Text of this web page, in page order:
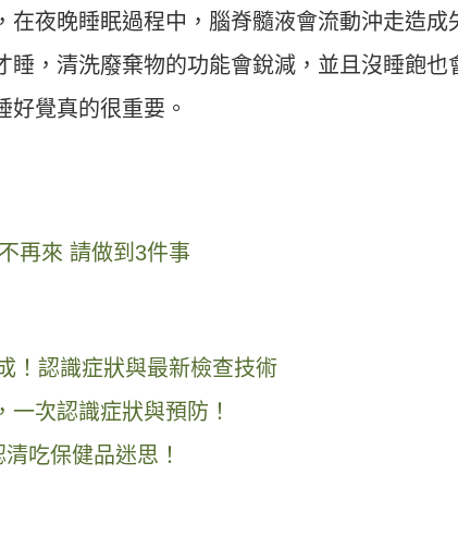
在夜晚睡眠過程中，腦脊髓液會流動沖走造成
睡，清洗廢棄物的功能會銳減，並且沒睡飽也
好覺真的很重要。
再來 請做到3件事
！認識症狀與最新檢查技術
次認識症狀與預防！
吃保健品迷思！